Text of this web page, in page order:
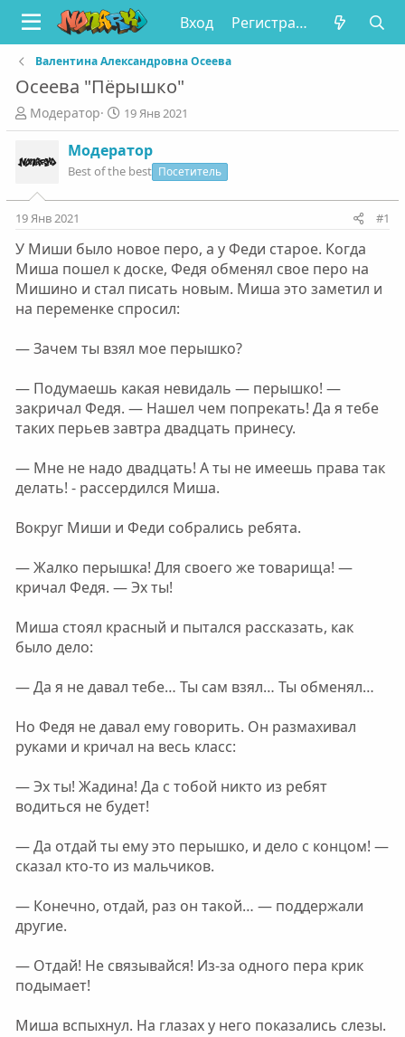
Вход Регистрация
Валентина Александровна Осеева
Осеева "Пёрышко"
А
в
о
т
е
ы
Модератор
Д
а
т
а
н
а
л
а
19 Янв 2021
Модератор
Best of the best Посетитель
19 Янв 2021 #1
У Миши было новое перо, а у Феди старое. Когда
Миша пошел к доске, Федя обменял свое перо на
Мишино и стал писать новым. Миша это заметил и
на переменке спросил:
— Зачем ты взял мое перышко?
— Подумаешь какая невидаль — перышко! —
закричал Федя. — Нашел чем попрекать! Да я тебе
таких перьев завтра двадцать принесу.
— Мне не надо двадцать! А ты не имеешь права так
делать! - рассердился Миша.
Вокруг Миши и Феди собрались ребята.
— Жалко перышка! Для своего же товарища! —
кричал Федя. — Эх ты!
Миша стоял красный и пытался рассказать, как
было дело:
— Да я не давал тебе… Ты сам взял… Ты обменял…
Но Федя не давал ему говорить. Он размахивал
руками и кричал на весь класс:
— Эх ты! Жадина! Да с тобой никто из ребят
водиться не будет!
— Да отдай ты ему это перышко, и дело с концом! —
сказал кто-то из мальчиков.
— Конечно, отдай, раз он такой… — поддержали
другие.
— Отдай! Не связывайся! Из-за одного пера крик
подымает!
Миша вспыхнул. На глазах у него показались слезы.